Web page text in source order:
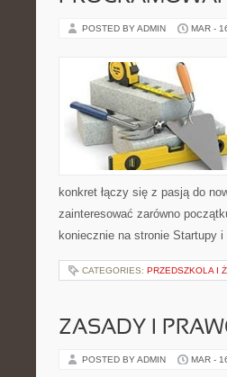
POSTED BY ADMIN MAR -
konkret łączy się z pasją do
zainteresować zarówno
koniecznie na stronie Startupy
CATEGORIES: PRZEDSZKOLA I
ZASADY I
POSTED BY ADMIN MAR -